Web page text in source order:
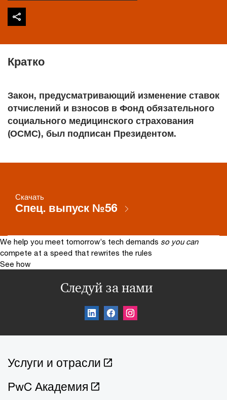
Кратко
Закон, предусматривающий изменение ставок
отчислений и взносов в Фонд обязательного
социального медицинского страхования
(ОСМС), был подписан Президентом.
Скачать
Спец. выпуск №56
We help you meet tomorrow’s tech demands so you can
compete at a speed that rewrites the rules
See how
Следуй за нами
Услуги и отрасли
PwC Академия